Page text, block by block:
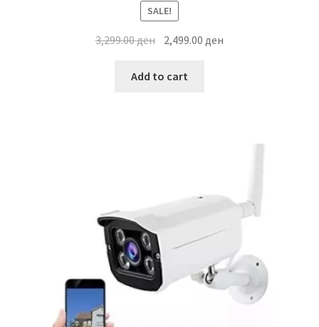
SALE!
3,299.00ден Original
was:
2,499.00ден
Add to cart